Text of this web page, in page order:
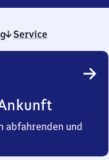
Service
abfahrenden und